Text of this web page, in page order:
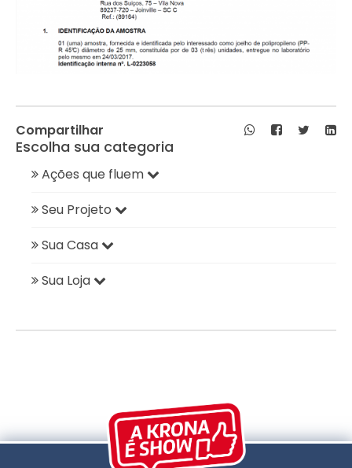
Compartilhar
Escolha sua categoria
Ações que fluem
Seu Projeto
Sua Casa
Sua Loja